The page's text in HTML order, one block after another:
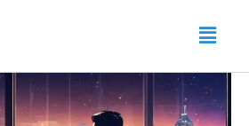
Main
Menu